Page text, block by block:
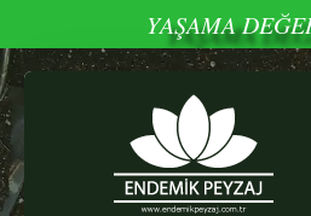
YAŞAMA